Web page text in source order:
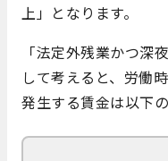
上」となります。
「法定外残業かつ深
して考えると、労働
発生する賃金は以下の